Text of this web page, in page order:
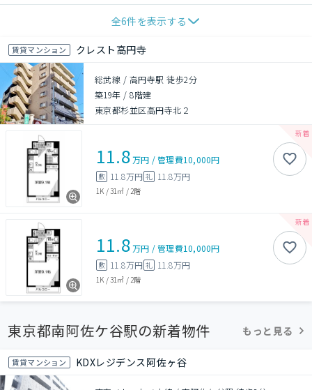
全6件を表示する
賃貸マンション クレスト高円寺
総武線 / 高円寺駅 徒歩2分
築19年 /8階建
東京都杉並区高円寺北２
11.8万円 /管理費10,000円
敷 11.8万円 礼 11.8万円
1K /31㎡ / 2階
11.8万円 /管理費10,000円
敷 11.8万円 礼 11.8万円
1K /31㎡ / 2階
東京都南阿佐ケ谷駅の新着物件 もっと見る
賃貸マンション KDXレジデンス阿佐ヶ谷